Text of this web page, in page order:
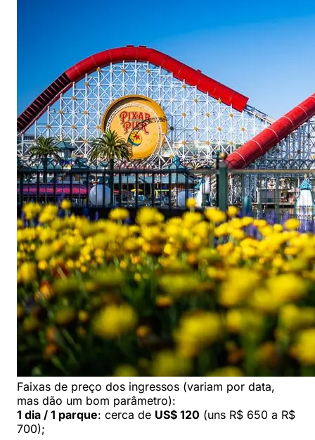
Faixas de preço dos ingressos (variam por data,
mas dão um bom parâmetro):
1 dia / 1 parque: cerca de US$ 120 (uns R$ 650 a R$
700);